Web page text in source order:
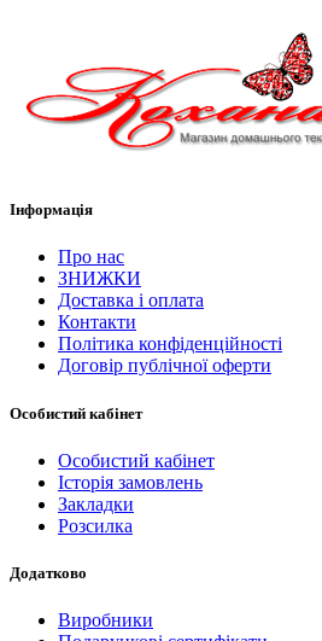
Інформація
Про нас
ЗНИЖКИ
Доставка і оплата
Контакти
Політика конфіденційності
Договір публічної оферти
Особистий кабінет
Особистий кабінет
Історія замовлень
Закладки
Розсилка
Додатково
Виробники